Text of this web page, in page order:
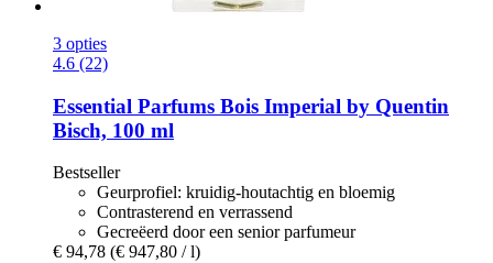
3 opties
4.6 (22)
Essential Parfums Bois Imperial by Quentin
Bisch, 100 ml
Bestseller
Geurprofiel: kruidig-houtachtig en bloemig
Contrasterend en verrassend
Gecreëerd door een senior parfumeur
€ 94,78 (€ 947,80 / l)